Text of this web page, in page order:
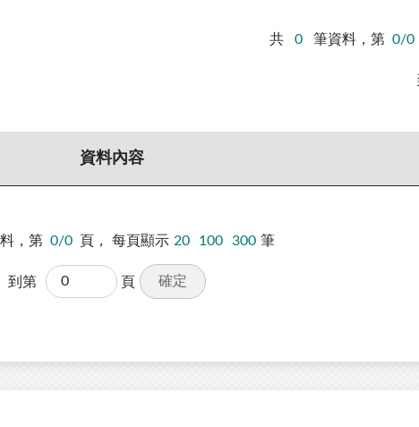
共 0 筆資料，第 0/0
資料內容
，第 0/0 頁， 每頁顯示 20 100 300 筆
到第 頁 確定